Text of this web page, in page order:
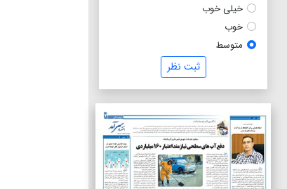
خیلی خوب
خوب
متوسط
ثبت نظر